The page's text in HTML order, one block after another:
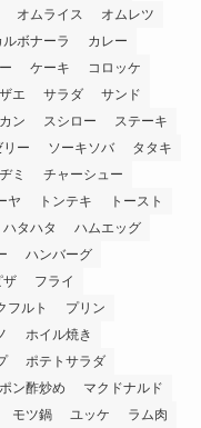
オムライス
オムレツ
ルボナーラ
カレー
ケーキ
コロッケ
エ サラダ
サンド
ン スシロー
ステーキ
リー ソーキソバ
タタキ
ミ
チャーシュー
ヤ トンテキ
トースト
ハタハタ
ハムエッグ
ハンバーグ
ザ
フライ
フルト
プリン
ホイル焼き
ポテトサラダ
ポン酢炒め
マクドナルド
モツ鍋 ユッケ ラム肉